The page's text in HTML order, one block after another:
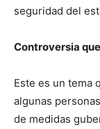
seguridad del
Controversia
Este es un tema
algunas
de medidas